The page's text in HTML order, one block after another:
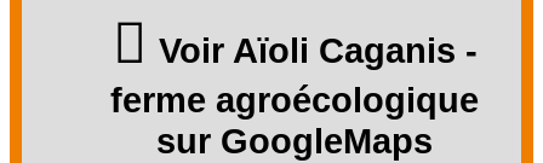
Voir Aïoli Caganis -
ferme agroécologique
sur GoogleMaps